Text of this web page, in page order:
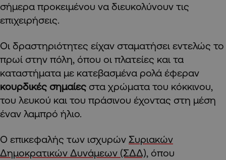
σήμερα προκειμένου να διευκολύνουν τις
επιχειρήσεις.
Οι δραστηριότητες είχαν σταματήσει εντελώς το
πρωί στην πόλη, όπου οι πλατείες και τα
καταστήματα με κατεβασμένα ρολά έφεραν
κουρδικές σημαίες στα χρώματα του κόκκινου,
του λευκού και του πράσινου έχοντας στη μέση
έναν λαμπρό ήλιο.
Ο επικεφαλής των ισχυρών Συριακών
Δημοκρατικών Δυνάμεων (ΣΔΔ), όπου